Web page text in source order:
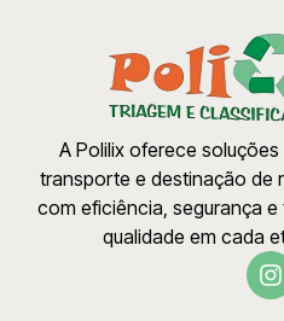
A Polilix oferece
transporte e destinação de
com eficiência, segurança
qualidade em cada